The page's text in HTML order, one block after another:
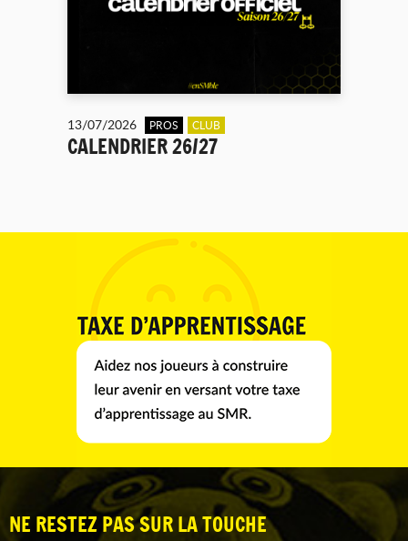
13/07/2026 PROS CLUB
CALENDRIER 26/27
NE RESTEZ PAS SUR LA TOUCHE